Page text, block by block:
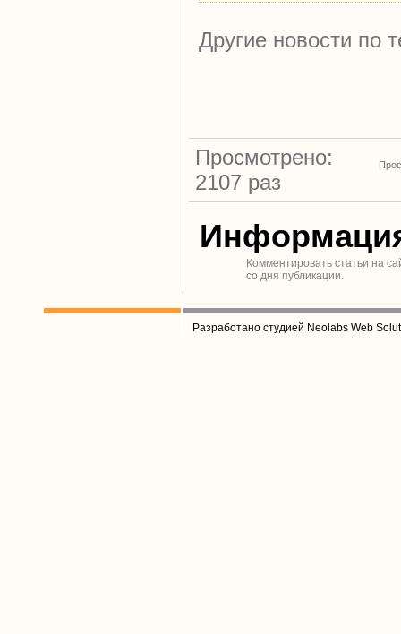
Другие новости по
Просмотрено:
2107 раз
Комментировать статьи на
со дня публикации.
Разработано студией Neolabs Web